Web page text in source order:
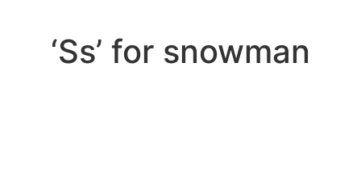
‘Ss’ for snowman